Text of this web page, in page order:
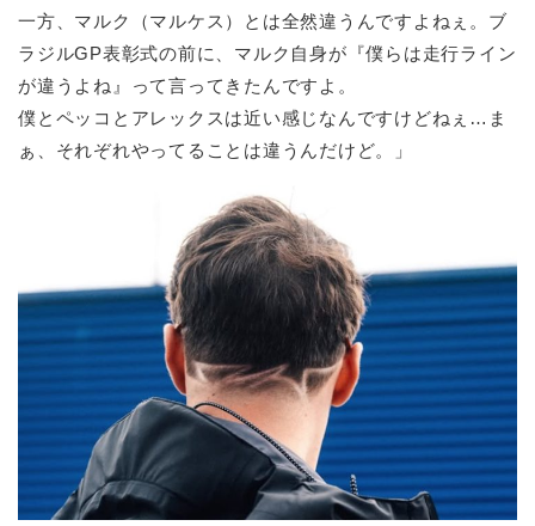
一方、マルク（マルケス）とは全然違うんですよねぇ。ブ
ラジルGP表彰式の前に、マルク自身が『僕らは走行ライン
が違うよね』って言ってきたんですよ。
僕とペッコとアレックスは近い感じなんですけどねぇ…ま
ぁ、それぞれやってることは違うんだけど。」